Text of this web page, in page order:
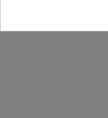
M4 bolt